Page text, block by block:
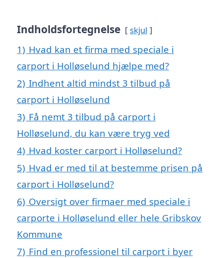
Indholdsfortegnelse skjul
1) Hvad kan et firma med speciale i
carport i Holløselund hjælpe med?
2) Indhent altid mindst 3 tilbud på
carport i Holløselund
3) Få nemt 3 tilbud på carport i
Holløselund, du kan være tryg ved
4) Hvad koster carport i Holløselund?
5) Hvad er med til at bestemme prisen på
carport i Holløselund?
6) Oversigt over firmaer med speciale i
carporte i Holløselund eller hele Gribskov
Kommune
7) Find en professionel til carport i byer